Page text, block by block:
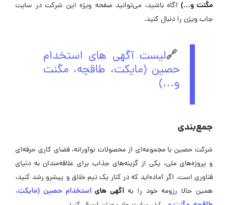
مگنت و…) آگاه باشید، می‌توانید صفحه ویژه این شرکت در سایت
جاب ویژن را دنبال کنید.
🔗لیست آگهی های استخدام
حصین (مایکت، طاقچه، مگنت
و…)
جمع‌بندی
شرکت حصین با مجموعه‌ای از محصولات نوآورانه، فضای کاری حرفه‌ای
و پروژه‌های ملی، یکی از گزینه‌های جذاب برای علاقه‌مندان به دنیای
فناوری است. اگر آماده‌اید که در کنار یک تیم خلاق و پیشرو رشد کنید،
همین حالا رزومه‌ خود را بهآگهی ‌هایاستخدام حصین (مایکت،